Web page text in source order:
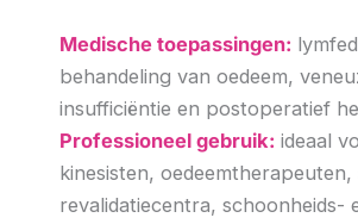
Medische toepassingen:
behandeling van oedeem,
insufficiëntie en postoperatief
Professioneel gebruik: ideaal
kinesisten,
revalidatiecentra, schoonheids-